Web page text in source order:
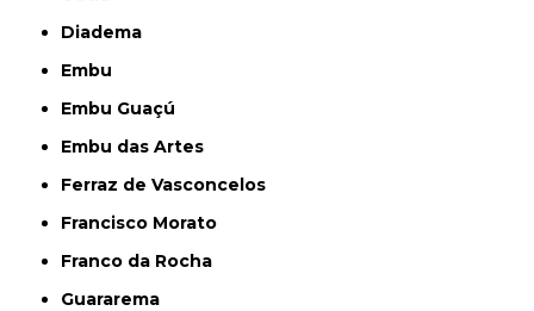
Diadema
Embu
Embu Guaçú
Embu das Artes
Ferraz de Vasconcelos
Francisco Morato
Franco da Rocha
Guararema